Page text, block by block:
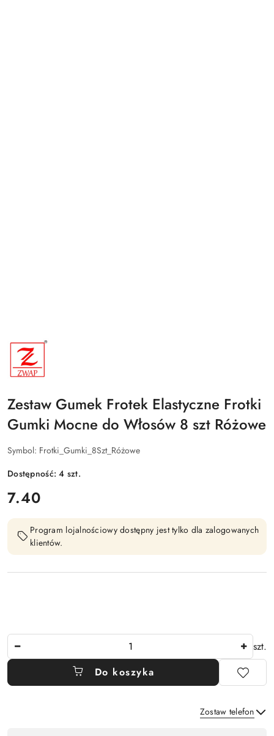
NAZWA
PRODUCENTA:
ZWAP
Zestaw Gumek Frotek Elastyczne Frotki
Gumki Mocne do Włosów 8 szt Różowe
Symbol: Frotki_Gumki_8Szt_Różowe
Dostępność:4 szt.
cena:
7.40
Program lojalnościowy dostępny jest tylko dla zalogowanych
klientów.
szt.
Do koszyka
Zostaw telefon